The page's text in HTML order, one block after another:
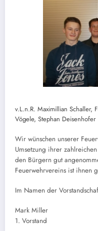
v.L.n.R. Maximillian Schaller,
Vögele, Stephan Deisenhofer
Wir wünschen unserer
Umsetzung ihrer
den Bürgern gut
Feuerwehrvereins ist ihnen
Im Namen der
Mark Miller
1. Vorstand